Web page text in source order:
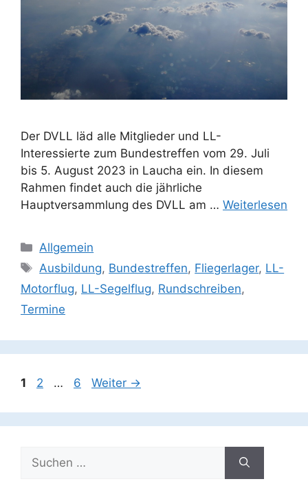
Der DVLL läd alle Mitglieder und LL-
Interessierte zum Bundestreffen vom 29. Juli
bis 5. August 2023 in Laucha ein. In diesem
Rahmen findet auch die jährliche
Hauptversammlung des DVLL am … Weiterlesen
Kategorien
Allgemein
Schlagwörter
Ausbildung, Bundestreffen, Fliegerlager, LL-
Motorflug, LL-Segelflug, Rundschreiben,
Termine
Seite
1 Seite
2 … Seite
6 Weiter →
nach: